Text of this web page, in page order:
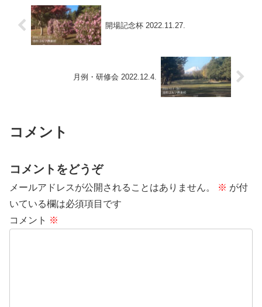
開場記念杯 2022.11.27.
月例・研修会 2022.12.4.
コメント
コメントをどうぞ
メールアドレスが公開されることはありません。 ※ が付
いている欄は必須項目です
コメント ※